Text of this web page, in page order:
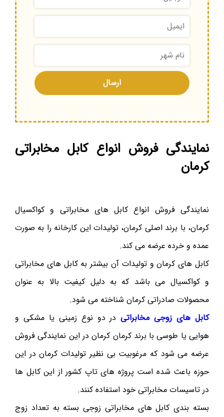
نمایندگی فروش انواع کابل مخابراتی
کرمان
نمایندگی فروش انواع کابل های مخابراتی و کواکسیال
کرمان، با برند اصلی کرمان، تولیدات این کارخانه را به صورت
عمده و خرده عرضه می کند.
کابل های کرمان و تولیدات آن بیشتر به کابل های مخابراتی
و کواکسیال می باشد که به دلیل کیفیت بالا به عنوان
محصولات صادراتی کرمان شناخته می شود.
کابل های زوجی مخابراتیدر دو نوع زمینی یا مشکی و
هوایی یا طوسی با برند کرمان کرمان در این نمایندگی فروش
عرضه می شود که مرغوبیت بی نظیر تولیدات کرمان در این
حوزه باعث شده است پروژه های تاپ کشور از این کابل ها
در تاسیسات مخابراتی خود استفاده کنند.
بسته بندی کابل های مخابراتی زوجی بسته به تعداد زوج